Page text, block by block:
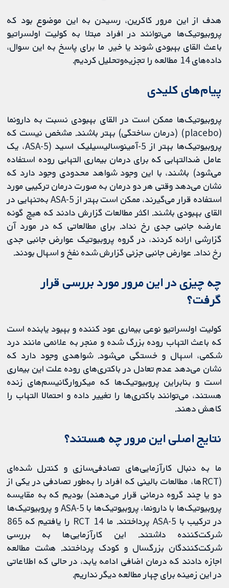
هدف از این مرور کاکرین، رسیدن به این موضوع بود که
پروبیوتیک‌ها می‌توانند در افراد مبتلا به کولیت اولسراتیو
باعث القای بهبودی شوند یا خیر. ما برای پاسخ به این سوال،
داده‌های 14 مطالعه را تجزیه‌وتحلیل کردیم.
پیام‌های کلیدی
پروبیوتیک‌ها ممکن است در القای بهبودی نسبت به دارونما
(placebo) (درمان ساختگی) بهتر باشند. مشخص نیست که
پروبیوتیک‌ها بهتر از 5-آمینوسالیسیلیک اسید (5-ASA، یک
عامل ضدالتهابی که برای درمان بیماری التهابی روده استفاده
می‌شود) باشند، با این وجود شواهد محدودی وجود دارد که
نشان می‌دهد وقتی هر دو درمان به صورت درمان ترکیبی مورد
استفاده قرار می‌گیرند، ممکن است بهتر از 5-ASA به‌تنهایی در
القای بهبودی باشند. اکثر مطالعات گزارش دادند که هیچ گونه
عارضه جانبی جدی رخ نداد. برای مطالعاتی که در مورد آن
گزارشی ارائه کردند، در گروه پروبیوتیک عوارض جانبی جدی
رخ نداد. عوارض جانبی جزئی گزارش شده نفخ و اسهال بودند.
چه چیزی در این مرور مورد بررسی قرار
گرفت؟
کولیت اولسراتیو نوعی بیماری عود کننده و بهبود یابنده است
که باعث التهاب روده بزرگ شده و منجر به علائمی مانند درد
شکمی، اسهال و خستگی می‌شود. شواهدی وجود دارد که
نشان می‌دهد عدم تعادل در باکتری‌های روده علت این بیماری
است و بنابراین پروبیوتیک‌ها که میکروارگانیسم‌های زنده
هستند، می‌توانند باکتری‌ها را تغییر داده و احتمالا التهاب را
کاهش دهند.
نتایج اصلی این مرور چه هستند؟
ما به دنبال کارآزمایی‌های تصادفی‌سازی و کنترل شده‌ای
(RCTها، مطالعات بالینی که افراد را به‌طور تصادفی در یکی از
دو یا چند گروه درمانی قرار می‌دهند) بودیم که به مقایسه
پروبیوتیک‌ها با دارونما، پروبیوتیک‌ها با 5-ASA و پروبیوتیک‌ها
در ترکیب با 5-ASA پرداختند. ما 14 RCT را یافتیم که 865
شرکت‌کننده داشتند. این کارآزمایی‌ها به بررسی
شرکت‌کنندگان بزرگسال و کودک پرداختند. هشت مطالعه
اجازه دادند که درمان اضافی ادامه یابد، در حالی که اطلاعاتی
در این زمینه برای چهار مطالعه دیگر نداریم.